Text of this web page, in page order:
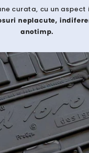
curata, cu un
neplacute,
anotimp.